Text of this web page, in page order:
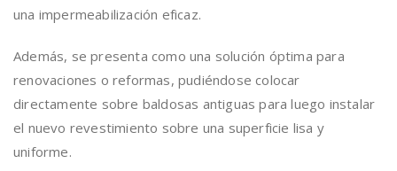
una impermeabilización eficaz.
Además, se presenta como una solución óptima para
renovaciones o reformas, pudiéndose colocar
directamente sobre baldosas antiguas para luego instalar
el nuevo revestimiento sobre una superficie lisa y
uniforme.